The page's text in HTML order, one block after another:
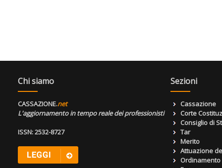
Chi siamo
CASSAZIONE.net
L'aggiornamento in tempo reale dei professionisti
ISSN: 2532-8727
Sezioni
Cassazione
Corte
Consiglio di
Tar
Merito
Attuazione